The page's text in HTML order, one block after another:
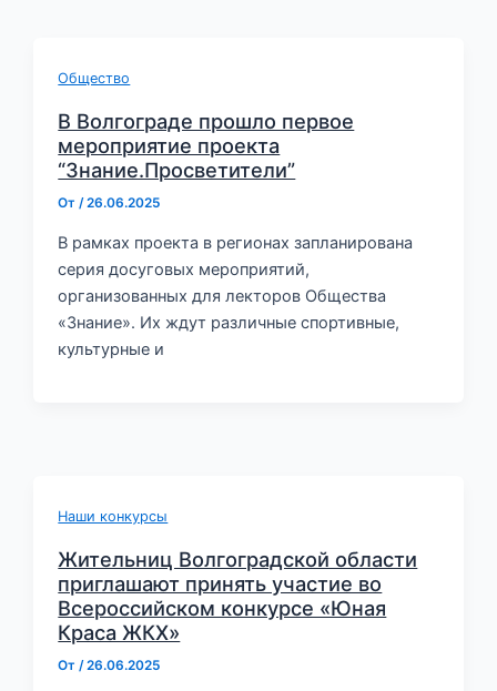
Общество
В Волгограде прошло первое
мероприятие проекта
“Знание.Просветители”
От/26.06.2025
В рамках проекта в регионах запланирована
серия досуговых мероприятий,
организованных для лекторов Общества
«Знание». Их ждут различные спортивные,
культурные и
Наши конкурсы
Жительниц Волгоградской области
приглашают принять участие во
Всероссийском конкурсе «Юная
Краса ЖКХ»
От/26.06.2025